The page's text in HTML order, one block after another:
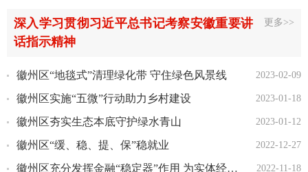
更多>>
深入学习贯彻习近平总书记考察安徽重要讲
话指示精神
2023-02-09
徽州区“地毯式”清理绿化带 守住绿色风景线
2023-01-18
徽州区实施“五微”行动助力乡村建设
2023-01-12
徽州区夯实生态本底守护绿水青山
2022-12-27
徽州区“缓、稳、提、保”稳就业
2022-11-18
徽州区充分发挥金融“稳定器”作用 为实体经济发展“减负充能